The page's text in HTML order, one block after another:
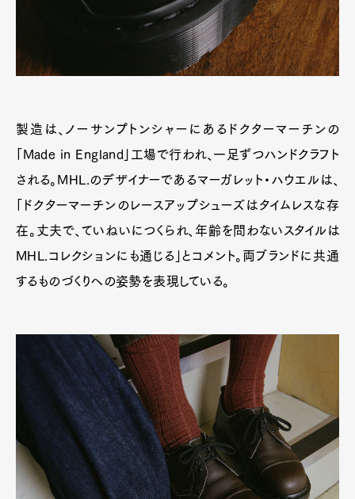
製造は、ノーサンプトンシャーにあるドクターマーチンの
「Made in England」工場で行われ、一足ずつハンドクラフト
される。MHL.のデザイナーであるマーガレット・ハウエルは、
「ドクターマーチンのレースアップシューズはタイムレスな存
在。丈夫で、ていねいにつくられ、年齢を問わないスタイルは
MHL.コレクションにも通じる」とコメント。両ブランドに共通
するものづくりへの姿勢を表現している。